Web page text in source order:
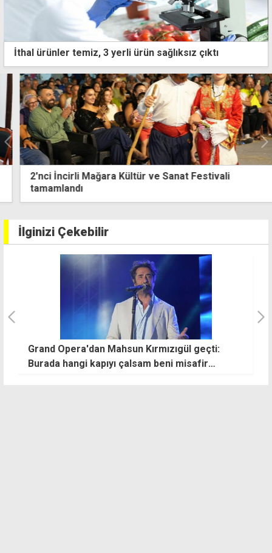
İthal ürünler temiz, 3 yerli ürün sağlıksız çıktı
2'nci İncirli Mağara Kültür ve Sanat Festivali
tamamlandı
İlginizi Çekebilir
Grand Opera'dan Mahsun Kırmızıgül geçti:
Burada hangi kapıyı çalsam beni misafir